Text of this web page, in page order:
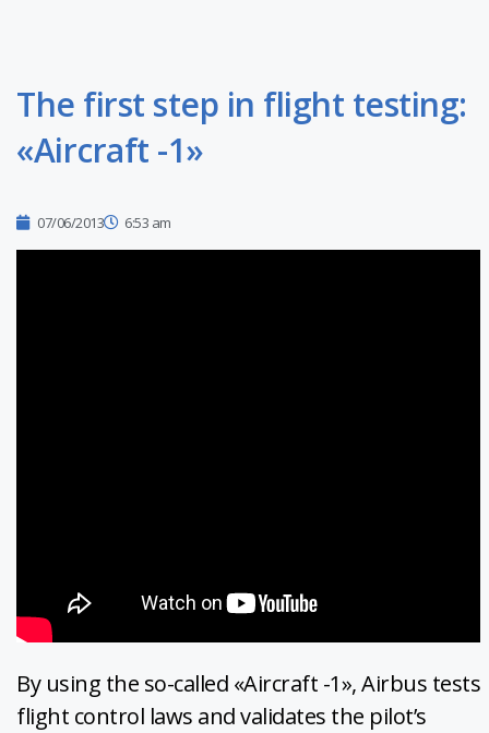
The first step in flight testing:
«Aircraft -1»
07/06/2013 6:53 am
By using the so-called «Aircraft -1», Airbus tests
flight control laws and validates the pilot’s